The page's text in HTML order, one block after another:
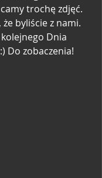
trochę zdjęć.
byliście z nami.
Dnia
Do zobaczenia!